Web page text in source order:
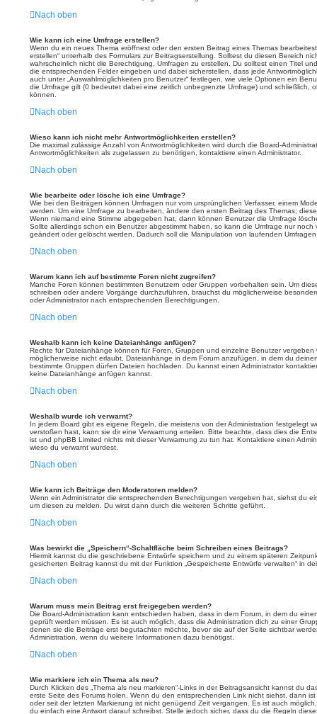
Nach oben
Wie kann ich eine Umfrage erstellen?
Wenn du ein neues Thema eröffnest oder den ersten Beitrag eines Themas
erstellen“ unterhalb des Formulars zur Beitragserstellung. Solltest du diesen Bereich
wahrscheinlich nicht die Berechtigung, Umfragen zu erstellen. Du solltest einen Titel
die entsprechenden Felder eingeben und dabei sicherstellen, dass jede
auch unter „Auswahlmöglichkeiten pro Benutzer“ festlegen, wie viele Optionen ein
die Umfrage gilt (0 bedeutet dabei eine zeitlich unbegrenzte Umfrage) und schließlich,
können.
Nach oben
Wieso kann ich nicht mehr Antwortmöglichkeiten erstellen?
Die maximal zulässige Anzahl von Antwortmöglichkeiten wird durch die Board-
Antwortmöglichkeiten als zugelassen zu benötigen, kontaktiere einen Administrator.
Nach oben
Wie bearbeite oder lösche ich eine Umfrage?
Wie bei den Beiträgen können Umfragen nur vom ursprünglichen Verfasser, einem
werden. Um eine Umfrage zu bearbeiten, ändere den ersten Beitrag des Themas;
Wenn niemand eine Stimme abgegeben hat, dann können Benutzer die Umfrage
Sollte allerdings schon ein Benutzer abgestimmt haben, so kann die Umfrage nur noch
geändert oder gelöscht werden. Dadurch soll die Manipulation von laufenden
Nach oben
Warum kann ich auf bestimmte Foren nicht zugreifen?
Manche Foren können bestimmten Benutzern oder Gruppen vorbehalten sein. Um
schreiben oder andere Vorgänge durchzuführen, brauchst du möglicherweise
oder Administrator nach entsprechenden Berechtigungen.
Nach oben
Weshalb kann ich keine Dateianhänge anfügen?
Rechte für Dateianhänge können für Foren, Gruppen und einzelne Benutzer vergeben
möglicherweise nicht erlaubt, Dateianhänge in dem Forum anzufügen, in dem du
bestimmte Gruppen dürfen Dateien hochladen. Du kannst einen Administrator
keine Dateianhänge anfügen kannst.
Nach oben
Weshalb wurde ich verwarnt?
In jedem Board gibt es eigene Regeln, die meistens von der Administration festgelegt
verstoßen hast, kann sie dir eine Verwarnung erteilen. Bitte beachte, dass dies die
ist und phpBB Limited nichts mit dieser Verwarnung zu tun hat. Kontaktiere einen
wieso du verwarnt wurdest.
Nach oben
Wie kann ich Beiträge den Moderatoren melden?
Wenn ein Administrator die entsprechenden Berechtigungen vergeben hat, siehst du
um diesen zu melden. Du wirst dann durch die weiteren Schritte geführt.
Nach oben
Was bewirkt die „Speichern“-Schaltfläche beim Schreiben eines Beitrags?
Hiermit kannst du die geschriebene Entwürfe speichern und zu einem späteren
gesicherten Beitrag kannst du mit der Funktion „Gespeicherte Entwürfe verwalten“ in
Nach oben
Warum muss mein Beitrag erst freigegeben werden?
Die Board-Administration kann entschieden haben, dass in dem Forum, in dem du
geprüft werden müssen. Es ist auch möglich, dass die Administration dich zu einer
denen sie die Beiträge erst begutachten möchte, bevor sie auf der Seite sichtbar
Administration, wenn du weitere Informationen dazu benötigst.
Nach oben
Wie markiere ich ein Thema als neu?
Durch Klicken des „Thema als neu markieren“-Links in der Beitragsansicht kannst du
erste Seite des Forums holen. Wenn du den entsprechenden Link nicht siehst, dann
oder seit der letzten Markierung ist nicht genügend Zeit vergangen. Es ist auch
du einfach eine Antwort darauf schreibst. Stelle jedoch sicher, dass du die Regeln